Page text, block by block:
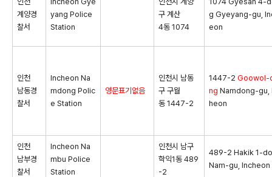
계양경
찰서
yang Police
Station
구 계산
4동 1074
g Gyeyang-gu,
eon
인천
남동경
찰서
Incheon Na
mdong Polic
e Station
영문표기없음
인천시 남동
구 구월
동 1447-2
1447-2 Goowol-
ng Namdong-gu,
heon
인천
남부경
찰서
Incheon Na
mbu Police
Station
인천시 남구
학익1동 489
-2
489-2 Hakik 1-
Nam-gu, Incheon